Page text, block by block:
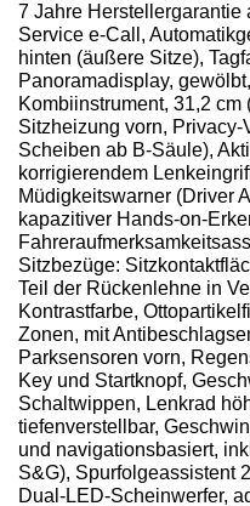
7 Jahre Herstellergarantie
Service e-Call,
hinten (äußere Sitze),
Panoramadisplay,
Kombiinstrument, 31,2
Sitzheizung vorn,
Scheiben ab B-Säule),
korrigierendem
Müdigkeitswarner (Driver
kapazitiver Hands-on-
Sitzbezüge:
Teil der Rückenlehne in
Kontrastfarbe,
Zonen, mit
Parksensoren vorn,
Key und Startknopf,
Schaltwippen, Lenkrad
tiefenverstellbar,
und navigationsbasiert,
S&G), Spurfolgeassistent
Dual-LED-Scheinwerfer,